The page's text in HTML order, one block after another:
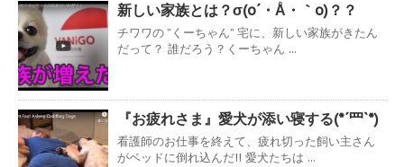
新しい家族とは？σ(o´・Å・｀o)？？
チワワの ”くーちゃん” 宅に、新しい家族がきたん
だって？ 誰だろう？くーちゃん ...
『お疲れさま』愛犬が添い寝する(*´罒`*)
看護師のお仕事を終えて、疲れ切った飼い主さん
がベッドに倒れ込んだ!! 愛犬たちは ...